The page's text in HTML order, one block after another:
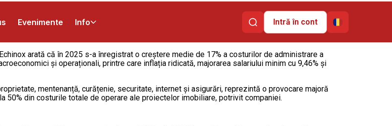
Evenimente Info Intră în cont
arată că în 2025 s-a înregistrat o creștere medie de 17% a costurilor de administrare a
și operaționali, printre care inflația ridicată, majorarea salariului minim cu 9,46% și
mentenanță, curățenie, securitate, internet și asigurări, reprezintă o provocare majoră
50% din costurile totale de operare ale proiectelor imobiliare, potrivit companiei.